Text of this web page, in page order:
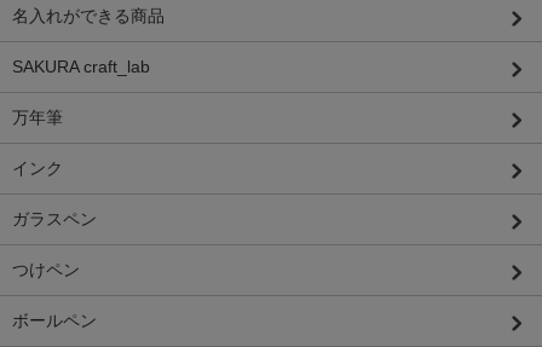
名入れができる商品
SAKURA craft_lab
万年筆
インク
ガラスペン
つけペン
ボールペン